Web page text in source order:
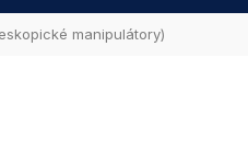
manipulátory)